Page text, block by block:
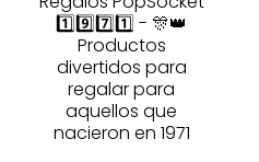
1️⃣9️⃣7️⃣1️⃣ - 🎊👑
Productos
divertidos para
regalar para
aquellos que
nacieron en 1971